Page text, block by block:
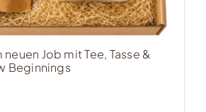
Job mit Tee, Tasse &
Beginnings